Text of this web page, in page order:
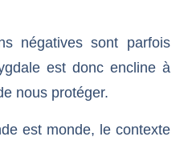
négatives sont parfois
est donc encline à
nous protéger.
est monde, le contexte